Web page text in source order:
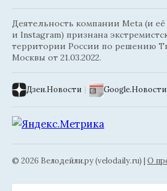
Деятельность компании Meta (и её
и Instagram) признана
территории России по решению
Москвы от 21.03.2022.
Дзен.Новости | Google.Новости
© 2026 Велодейли.ру (velodaily.ru) | О